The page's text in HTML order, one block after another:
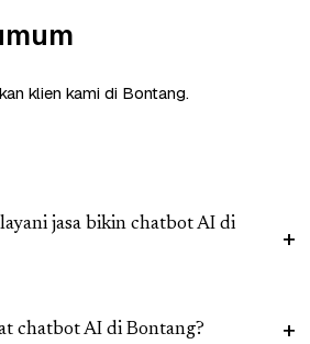
klien kami di Bontang.
jasa bikin chatbot AI di
chatbot AI di Bontang?